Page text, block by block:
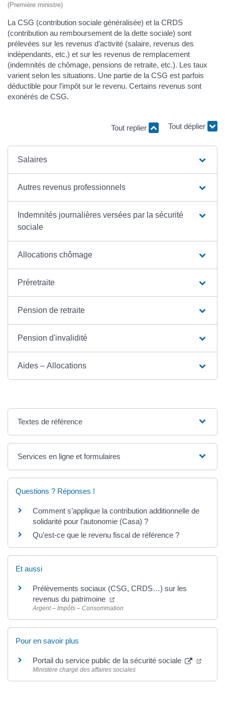
(Première ministre)
La CSG (contribution sociale généralisée) et la CRDS
(contribution au remboursement de la dette sociale) sont
prélevées sur les revenus d’activité (salaire, revenus des
indépendants, etc.) et sur les revenus de remplacement
(indemnités de chômage, pensions de retraite, etc.). Les taux
varient selon les situations. Une partie de la CSG est parfois
déductible pour l’impôt sur le revenu. Certains revenus sont
exonérés de CSG.
Tout replier Tout déplier
Salaires
Autres revenus professionnels
Indemnités journalières versées par la sécurité
sociale
Allocations chômage
Préretraite
Pension de retraite
Pension d'invalidité
Aides – Allocations
Textes de référence
Services en ligne et formulaires
Questions ? Réponses !
Comment s’applique la contribution additionnelle de
solidarité pour l’autonomie (Casa) ?
Qu’est-ce que le revenu fiscal de référence ?
Et aussi
Prélèvements sociaux (CSG, CRDS…) sur les
revenus du patrimoine
Argent – Impôts – Consommation
Pour en savoir plus
Portail du service public de la sécurité sociale
Ministère chargé des affaires sociales